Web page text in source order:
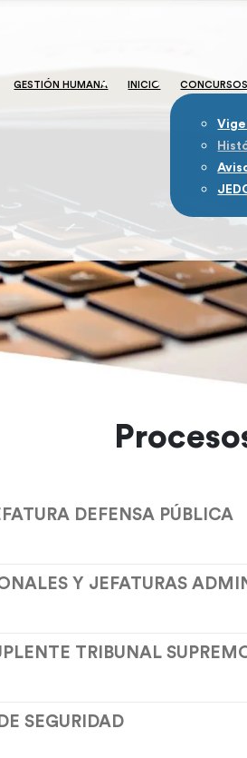
GESTIÓN HUMANA INICIO
DEFENSA PÚBLICA
Y JEFATURAS
TRIBUNAL
SEGURIDAD